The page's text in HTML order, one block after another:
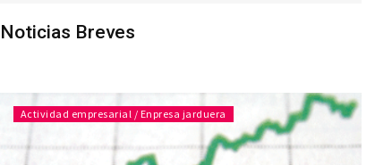
Noticias Breves
Actividad empresarial / Enpresa jarduera